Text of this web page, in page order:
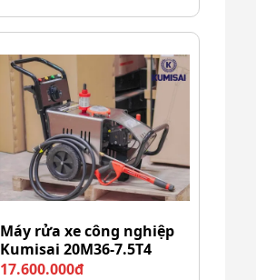
Máy rửa xe công nghiệp
Kumisai 20M36-7.5T4
17.600.000đ